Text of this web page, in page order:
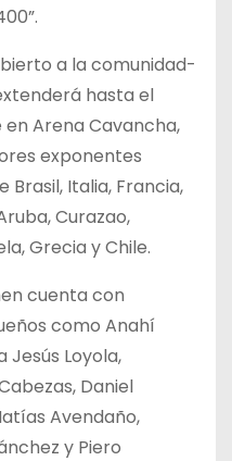
a la comunidad-
hasta el
Arena Cavancha,
exponentes
Brasil, Italia, Francia,
Curazao,
Grecia y Chile.
cuenta con
como Anahí
Jesús Loyola,
Daniel
Avendaño,
y Piero